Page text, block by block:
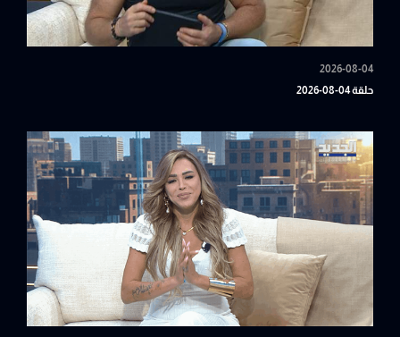
2026-08-04
حلقة 04-08-2026